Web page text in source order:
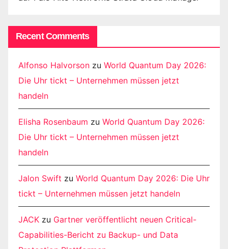
Recent Comments
Alfonso Halvorson zu World Quantum Day 2026:
Die Uhr tickt – Unternehmen müssen jetzt
handeln
Elisha Rosenbaum zu World Quantum Day 2026:
Die Uhr tickt – Unternehmen müssen jetzt
handeln
Jalon Swift zu World Quantum Day 2026: Die Uhr
tickt – Unternehmen müssen jetzt handeln
JACK zu Gartner veröffentlicht neuen Critical-
Capabilities-Bericht zu Backup- und Data